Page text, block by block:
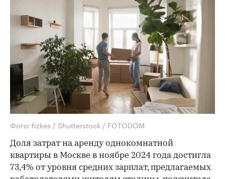
Фото: fizkes / Shutterstock / FOTODOM
Доля затрат на аренду однокомнатной
квартиры в Москве в ноябре 2024 года достигла
73,4% от уровня средних зарплат, предлагаемых